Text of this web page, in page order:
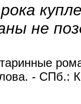
не
- СПб.: